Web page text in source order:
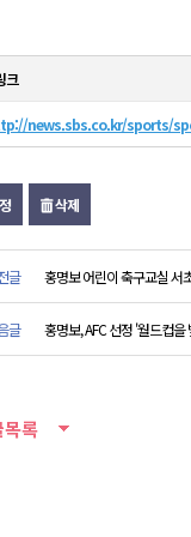
크
news.sbs.co.kr/sports/
삭제
글 홍명보 어린이 축구교실 서
글 홍명보, AFC 선정 '월드컵
목록